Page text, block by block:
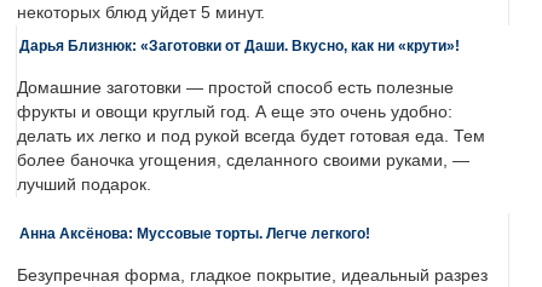
некоторых блюд уйдет 5 минут.
Дарья Близнюк: «Заготовки от Даши. Вкусно, как ни «крути»!
Домашние заготовки — простой способ есть полезные
фрукты и овощи круглый год. А еще это очень удобно:
делать их легко и под рукой всегда будет готовая еда. Тем
более баночка угощения, сделанного своими руками, —
лучший подарок.
Анна Аксёнова: Муссовые торты. Легче легкого!
Безупречная форма, гладкое покрытие, идеальный разрез